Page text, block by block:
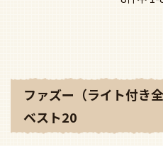
ファズー（ライト付き
ベスト20